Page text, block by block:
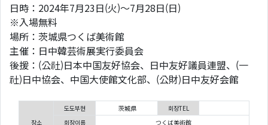
日時：2024年7月23日(火)～7月28日(日)
※入場無料
場所：茨城県つくば美術館
主催：日中韓芸術展実行委員会
後援：(公社)日本中国友好協会、日中友好議員連盟、(一
社)日中協会、中国大使館文化部、(公財)日中友好会館
장소
도도부현 茨城県
회장TEL
회장이름
つくば美術館